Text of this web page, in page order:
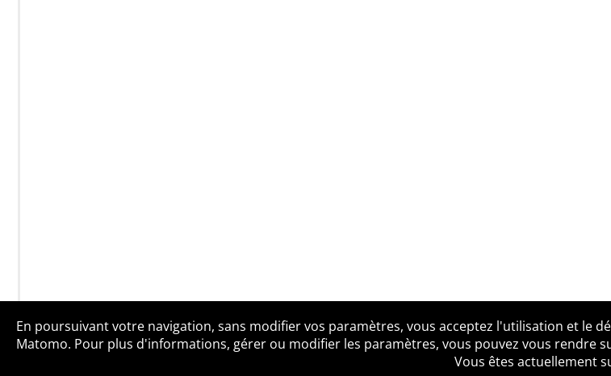
Qui sommes-nous ? Mentions légales Accessibilité
En poursuivant votre navigation, sans modifier vos paramètres, vous acceptez l'utilisation et le
Matomo. Pour plus d'informations, gérer ou modifier les paramètres, vous pouvez vous rendre
Vous êtes actuellement